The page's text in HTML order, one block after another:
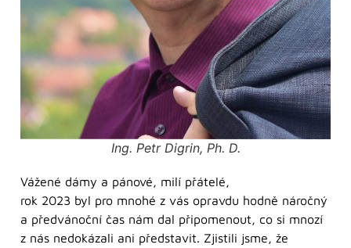
Ing. Petr Digrin, Ph. D.
Vážené dámy a pánové, milí přátelé,
rok 2023 byl pro mnohé z vás opravdu hodně náročný
a předvánoční čas nám dal připomenout, co si mnozí
z nás nedokázali ani představit. Zjistili jsme, že